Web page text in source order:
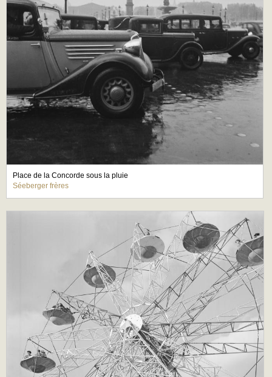
Place de la Concorde sous la pluie
Séeberger frères